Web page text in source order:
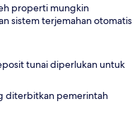
properti mungkin
sistem terjemahan otomatis
tunai diperlukan untuk
diterbitkan pemerintah